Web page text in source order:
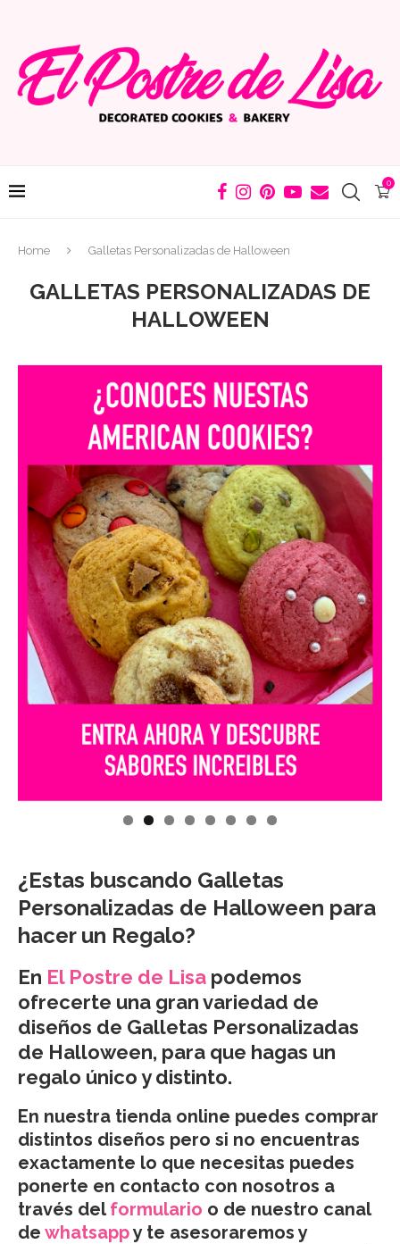
0
Home Galletas Personalizadas de Halloween
GALLETAS PERSONALIZADAS DE
HALLOWEEN
¿Estas buscando Galletas
Personalizadas de Halloween para
hacer un Regalo?
En El Postre de Lisa podemos
ofrecerte una gran variedad de
diseños de Galletas Personalizadas
de Halloween, para que hagas un
regalo único y distinto.
En nuestra tienda online puedes comprar
distintos diseños pero si no encuentras
exactamente lo que necesitas puedes
ponerte en contacto con nosotros a
través del formulario o de nuestro canal
de whatsappy te asesoraremos y